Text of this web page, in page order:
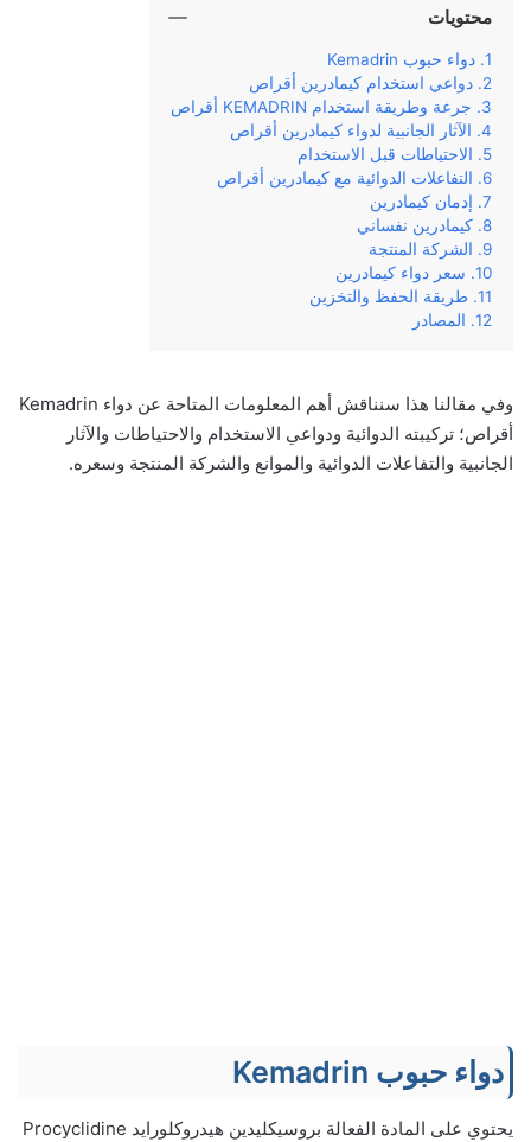
محتويات
دواء حبوب Kemadrin
دواعي استخدام كيمادرين أقراص
جرعة وطريقة استخدام KEMADRIN أقراص
الآثار الجانبية لدواء كيمادرين أقراص
الاحتياطات قبل الاستخدام
التفاعلات الدوائية مع كيمادرين أقراص
إدمان كيمادرين
كيمادرين نفساني
الشركة المنتجة
سعر دواء كيمادرين
طريقة الحفظ والتخزين
المصادر
وفي مقالنا هذا سنناقش أهم المعلومات المتاحة عن دواء Kemadrin
أقراص؛ تركيبته الدوائية ودواعي الاستخدام والاحتياطات والآثار
الجانبية والتفاعلات الدوائية والموانع والشركة المنتجة وسعره.
دواء حبوب Kemadrin
يحتوي على المادة الفعالة بروسيكليدين هيدروكلورايد Procyclidine